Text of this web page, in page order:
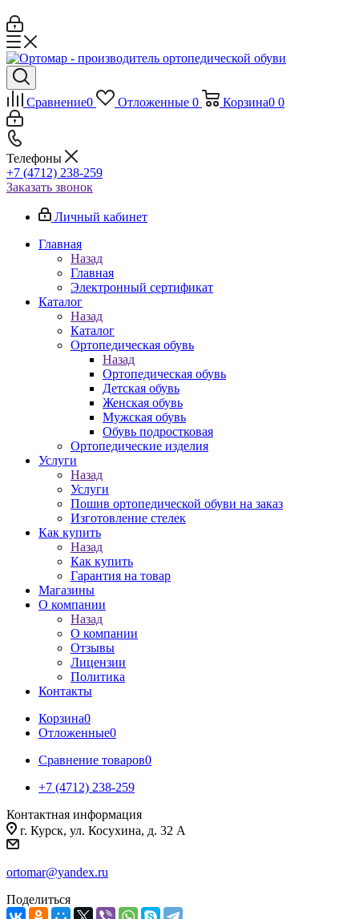
Сравнение0 Отложенные 0 Корзина0 0
Телефоны
+7 (4712) 238-259
Заказать звонок
Личный кабинет
Главная
Назад
Главная
Электронный сертификат
Каталог
Назад
Каталог
Ортопедическая обувь
Назад
Ортопедическая обувь
Детская обувь
Женская обувь
Мужская обувь
Обувь подростковая
Ортопедические изделия
Услуги
Назад
Услуги
Пошив ортопедической обуви на заказ
Изготовление стелек
Как купить
Назад
Как купить
Гарантия на товар
Магазины
О компании
Назад
О компании
Отзывы
Лицензии
Политика
Контакты
Корзина0
Отложенные0
Сравнение товаров0
+7 (4712) 238-259
Контактная информация
г. Курск, ул. Косухина, д. 32 А
ortomar@yandex.ru
Поделиться